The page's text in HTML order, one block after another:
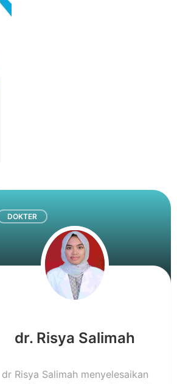
DOKTER
dr. Risya Salimah
dr Risya Salimah menyelesaikan